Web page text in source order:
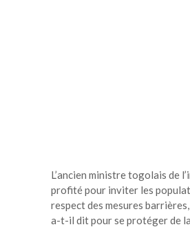
L’ancien ministre togolais de
profité pour inviter les
respect des mesures
a-t-il dit pour se protéger de